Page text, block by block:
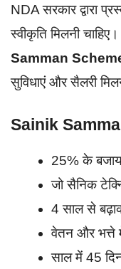
NDA सरकार द्वारा
स्वीकृति मिलनी
Samman
सुविधाएं और सैलरी
Sainik
25% के बजाय
जो सैनिक
4 साल से
वेतन और भत्ते
साल में 45